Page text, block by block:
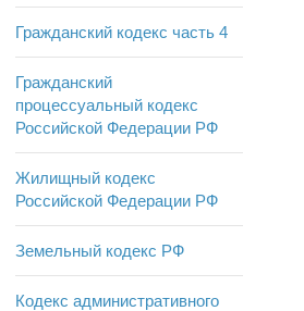
Гражданский кодекс часть 4
Гражданский
процессуальный кодекс
Российской Федерации РФ
Жилищный кодекс
Российской Федерации РФ
Земельный кодекс РФ
Кодекс административного